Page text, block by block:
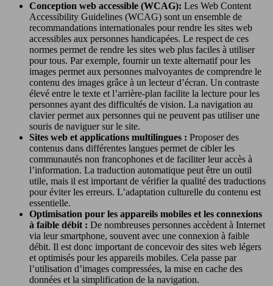
Conception web accessible (WCAG): Les Web Content
Accessibility Guidelines (WCAG) sont un ensemble de
recommandations internationales pour rendre les sites web
accessibles aux personnes handicapées. Le respect de ces
normes permet de rendre les sites web plus faciles à utiliser
pour tous. Par exemple, fournir un texte alternatif pour les
images permet aux personnes malvoyantes de comprendre le
contenu des images grâce à un lecteur d’écran. Un contraste
élevé entre le texte et l’arrière-plan facilite la lecture pour les
personnes ayant des difficultés de vision. La navigation au
clavier permet aux personnes qui ne peuvent pas utiliser une
souris de naviguer sur le site.
Sites web et applications multilingues : Proposer des
contenus dans différentes langues permet de cibler les
communautés non francophones et de faciliter leur accès à
l’information. La traduction automatique peut être un outil
utile, mais il est important de vérifier la qualité des traductions
pour éviter les erreurs. L’adaptation culturelle du contenu est
essentielle.
Optimisation pour les appareils mobiles et les connexions
à faible débit : De nombreuses personnes accèdent à Internet
via leur smartphone, souvent avec une connexion à faible
débit. Il est donc important de concevoir des sites web légers
et optimisés pour les appareils mobiles. Cela passe par
l’utilisation d’images compressées, la mise en cache des
données et la simplification de la navigation.